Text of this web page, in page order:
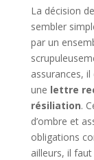
La décision de
sembler
par un
assurances,
une lettre
résiliation.
d’ombre et
obligations
ailleurs, il